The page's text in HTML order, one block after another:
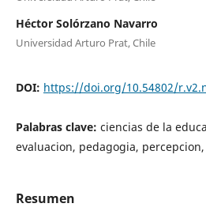
Héctor Solórzano Navarro
Universidad Arturo Prat, Chile
DOI: https://doi.org/10.54802/
Palabras clave: ciencias de la
evaluacion, pedagogia,
Resumen